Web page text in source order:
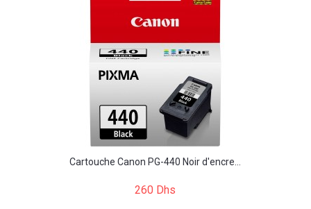
Cartouche Canon PG-440 Noir d'encre...
260 Dhs